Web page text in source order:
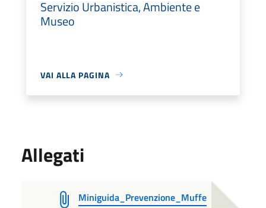
Servizio Urbanistica, Ambiente e
Museo
VAI ALLA PAGINA
Allegati
Miniguida_Prevenzione_Muffe